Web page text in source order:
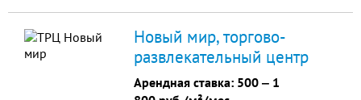
покупки на площади в десять тысяч
квадратных метров.
Новый мир, торгово-
развлекательный центр
Арендная ставка: 500 ‒ 1